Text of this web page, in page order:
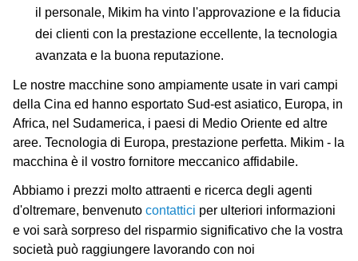
il personale, Mikim ha vinto l'approvazione e la fiducia
dei clienti con la prestazione eccellente, la tecnologia
avanzata e la buona reputazione.
Le nostre macchine sono ampiamente usate in vari campi
della Cina ed hanno esportato Sud-est asiatico, Europa, in
Africa, nel Sudamerica, i paesi di Medio Oriente ed altre
aree. Tecnologia di Europa, prestazione perfetta. Mikim - la
macchina è il vostro fornitore meccanico affidabile.
Abbiamo i prezzi molto attraenti e ricerca degli agenti
d'oltremare, benvenuto contattici per ulteriori informazioni
e voi sarà sorpreso del risparmio significativo che la vostra
società può raggiungere lavorando con noi